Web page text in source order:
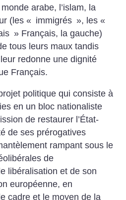
arabe, l’islam, la
(les « immigrés », les «
» Français, la gauche)
tous leurs maux tandis
redonne une dignité
Français.
politique qui consiste à
en un bloc nationaliste
de restaurer l’État-
de ses prérogatives
rampant sous le
de
libéralisation et de son
européenne, en
cadre et le moyen de la